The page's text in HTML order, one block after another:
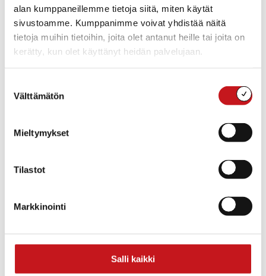
alan kumppaneillemme tietoja siitä, miten käytät
sivustoamme. Kumppanimme voivat yhdistää näitä
tietoja muihin tietoihin, joita olet antanut heille tai joita on
kerätty, kun olet käyttänyt heidän palvelujaan.
valinta
Välttämätön
Mieltymykset
Tilastot
Markkinointi
Salli kaikki
Lisää kalenteriin
Päivämäärä:
08:00 - 17:00
Koulutus
kotoutuminen,
Mutkatonta kotouttamista -